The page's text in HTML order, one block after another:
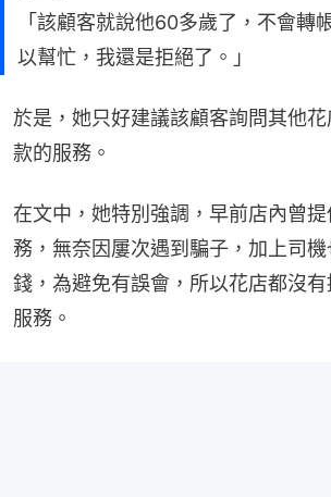
「該顧客就說他60多歲了，不會轉
以幫忙，我還是拒絕了。」
於是，她只好建議該顧客詢問其他
款的服務。
在文中，她特別強調，早前店內曾
務，無奈因屢次遇到騙子，加上司
錢，為避免有誤會，所以花店都沒
服務。